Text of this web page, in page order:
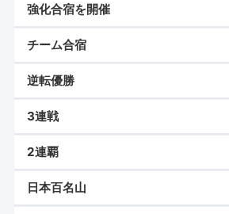
強化合宿を開催
チーム合宿
逆転優勝
3連戦
2連覇
日本百名山